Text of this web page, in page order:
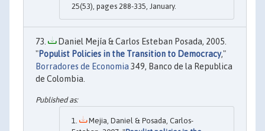
25(53), pages 288-335, January.
Daniel Mejía & Carlos Esteban Posada, 2005.
"Populist Policies in the Transition to Democracy,"
Borradores de Economia 349, Banco de la Republica
de Colombia.
Mejia, Daniel & Posada, Carlos-